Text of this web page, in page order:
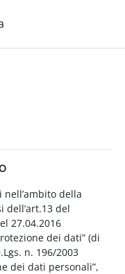
della
dell’art.13 del
27.04.2016
dei dati” (di
n. 196/2003
dei dati personali”,